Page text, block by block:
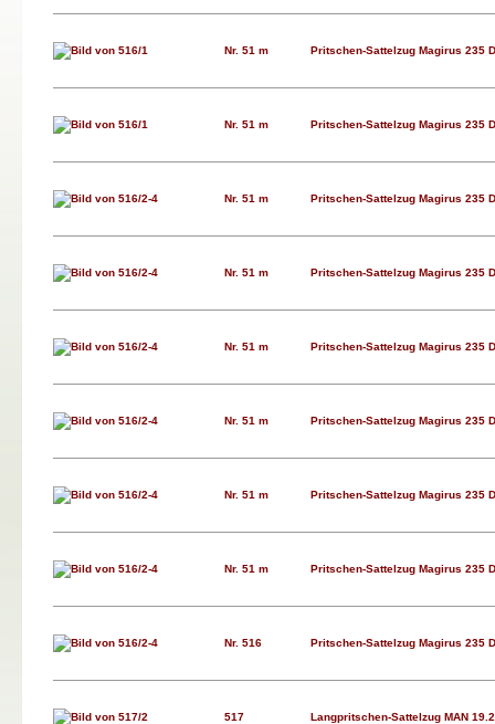
Nr. 51 m Pritschen-Sattelzug Magirus 235
Nr. 51 m Pritschen-Sattelzug Magirus 235
Nr. 51 m Pritschen-Sattelzug Magirus 235
Nr. 51 m Pritschen-Sattelzug Magirus 235
Nr. 51 m Pritschen-Sattelzug Magirus 235
Nr. 51 m Pritschen-Sattelzug Magirus 235
Nr. 51 m Pritschen-Sattelzug Magirus 235
Nr. 51 m Pritschen-Sattelzug Magirus 235
Nr. 516 Pritschen-Sattelzug Magirus 235
517 Langpritschen-Sattelzug MAN